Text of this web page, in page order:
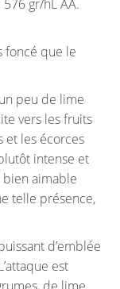
gr/hL AA.
foncé que le
peu de lime
vers les fruits
et les écorces
intense et
aimable
telle présence,
d’emblée
est